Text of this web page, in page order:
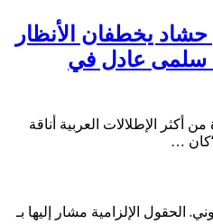
يخطفان الأنظار
سلمى عادل في
الإطلالات العربية أناقة
…
الحقول الإلزامية مشار إليها بـ